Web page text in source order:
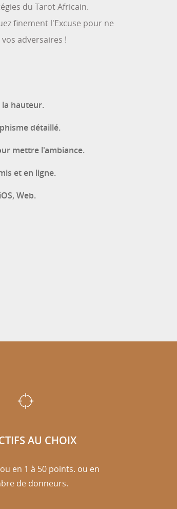
du Tarot Africain.
finement l'Excuse pour ne
adversaires !
hauteur.
détaillé.
mettre l'ambiance.
et en ligne.
Web.
AU CHOIX
en 1 à 50 points. ou en
de donneurs.